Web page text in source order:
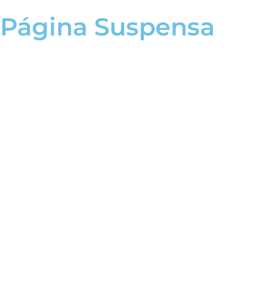
Página Suspensa